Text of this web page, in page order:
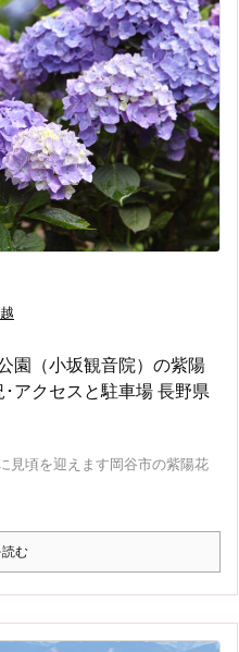
園（小坂観音院）の紫陽
アクセスと駐車場 長野県
見頃を迎えます岡谷市の紫陽花
む